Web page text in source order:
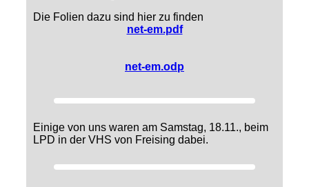
Die Folien dazu sind hier zu finden
net-em.pdf
net-em.odp
Einige von uns waren am Samstag, 18.11., beim
LPD in der VHS von Freising dabei.